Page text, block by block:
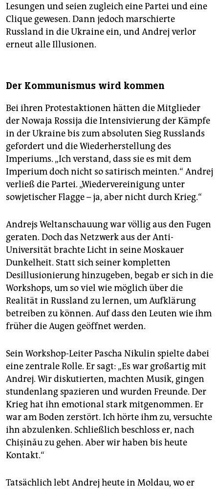
Lesungen und seien zugleich eine Partei und eine
Clique gewesen. Dann jedoch marschierte
Russland in die Ukraine ein, und Andrej verlor
erneut alle Illusionen.
Der Kommunismus wird kommen
Bei ihren Protestaktionen hätten die Mitglieder
der Nowaja Rossija die Intensivierung der Kämpfe
in der Ukraine bis zum absoluten Sieg Russlands
gefordert und die Wiederherstellung des
Imperiums. „Ich verstand, dass sie es mit dem
Imperium doch nicht so satirisch meinten.“ Andrej
verließ die Partei. „Wiedervereinigung unter
sowjetischer Flagge – ja, aber nicht durch Krieg.“
Andrejs Weltanschauung war völlig aus den Fugen
geraten. Doch das Netzwerk aus der Anti-
Universität brachte Licht in seine Moskauer
Dunkelheit. Statt sich seiner kompletten
Desillusionierung hinzugeben, begab er sich in die
Workshops, um so viel wie möglich über die
Realität in Russland zu lernen, um Aufklärung
betreiben zu können. Auf dass den Leuten wie ihm
früher die Augen geöffnet werden.
Sein Workshop-Leiter Pascha Nikulin spielte dabei
eine zentrale Rolle. Er sagt: „Es war großartig mit
Andrej. Wir disku­tierten, machten Musik, gingen
stundenlang spazieren und ­wurden Freunde. Der
Krieg hat ihn emotional stark mitgenommen. Er
war am Boden zerstört. Ich hörte ihm zu, versuchte
ihn abzulenken. Schließlich beschloss er, nach
Chișinău zu gehen. Aber wir haben bis heute
Kontakt.“
Tatsächlich lebt Andrej heute in Moldau, wo er